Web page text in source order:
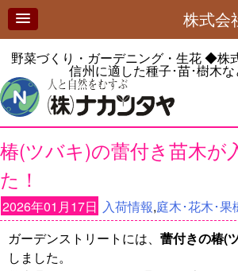
株式会
野菜づくり・ガーデニング・生花◆株
信州に適した種子･苗･樹木
椿(ツバキ)の蕾付き苗木が
た！
2026年01月17日 入荷情報,庭木･花木･
ガーデンストリートには、 蕾付きの椿(
しました。